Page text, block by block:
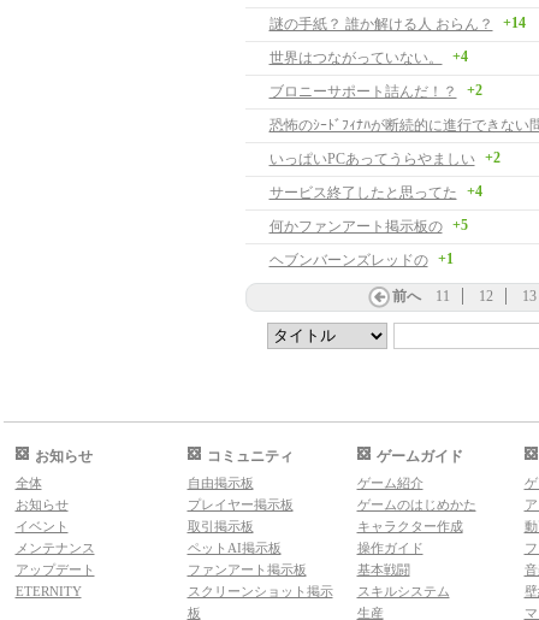
謎の手紙？ 誰か解ける人 おらん？ +14
世界はつながっていない。 +4
ブロニーサポート詰んだ！？ +2
恐怖のｼｰﾄﾞﾌｨﾅﾊが断続的に進行できない
いっぱいPCあってうらやましい
+2
サービス終了したと思ってた +4
何かファンアート掲示板の +5
ヘブンバーンズレッドの +1
前へ 11 12 13
お知らせ
全体
お知らせ
イベント
メンテナンス
アップデート
ETERNITY
コミュニティ
自由掲示板
プレイヤー掲示板
取引掲示板
ペットAI掲示板
ファンアート掲示板
スクリーンショット掲示
板
ゲームガイド
ゲーム紹介
ゲームのはじめかた
キャラクター作成
操作ガイド
基本戦闘
スキルシステム
生産